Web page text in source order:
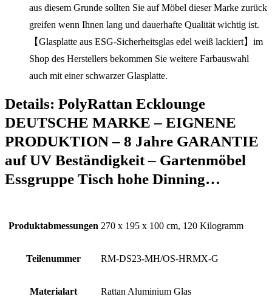
aus diesem Grunde sollten Sie auf Möbel dieser Marke zurück
greifen wenn Ihnen lang und dauerhafte Qualität wichtig ist.
【Glasplatte aus ESG-Sicherheitsglas edel weiß lackiert】im
Shop des Herstellers bekommen Sie weitere Farbauswahl
auch mit einer schwarzer Glasplatte.
Details: PolyRattan Ecklounge
DEUTSCHE MARKE – EIGNENE
PRODUKTION – 8 Jahre GARANTIE
auf UV Beständigkeit – Gartenmöbel
Essgruppe Tisch hohe Dinning…
Produktabmessungen ‎270 x 195 x 100 cm, 120 Kilogramm
Teilenummer ‎RM-DS23-MH/OS-HRMX-G
Materialart ‎Rattan Aluminium Glas